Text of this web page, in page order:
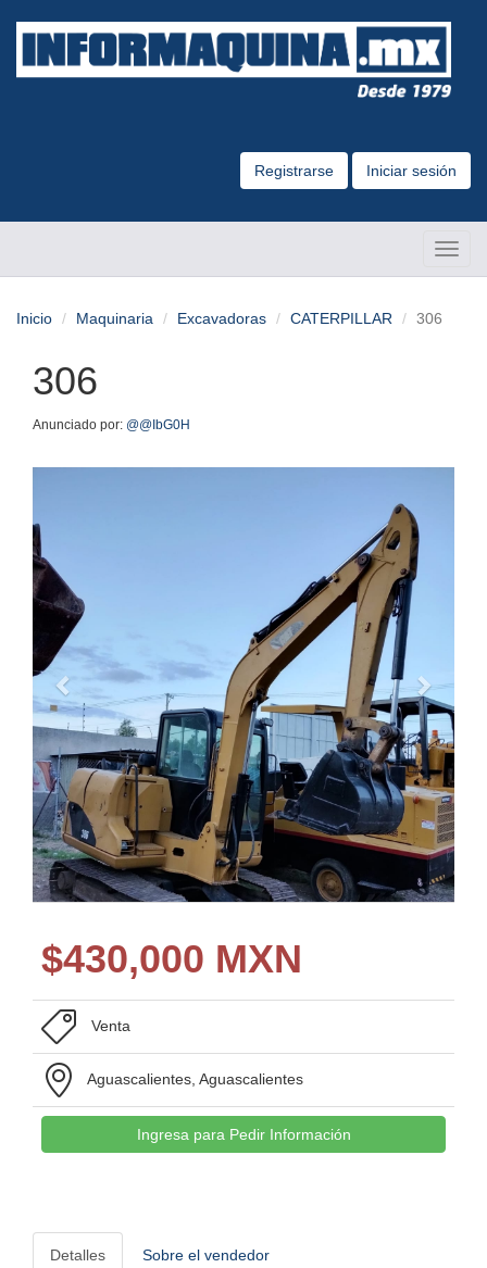
Registrarse Iniciar sesión
Inicio Maquinaria Excavadoras CATERPILLAR 306
306
Anunciado por: @@IbG0H
$430,000 MXN
Venta
Aguascalientes, Aguascalientes
Ingresa para Pedir Información
Detalles Sobre el vendedor